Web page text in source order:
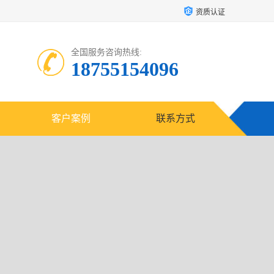
资质认证
全国服务咨询热线:
18755154096
客户案例 联系方式